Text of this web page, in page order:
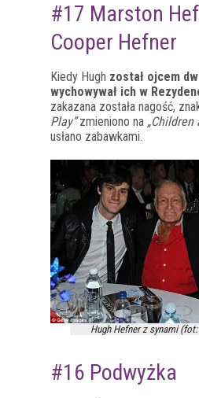
#17 Marston
Cooper Hefner
Kiedy Hugh został ojcem
wychowywał ich w
zakazana została nagość,
Play”zmieniono na „Children
usłano zabawkami.
Hugh Hefner z synami
#16 Podwyżka